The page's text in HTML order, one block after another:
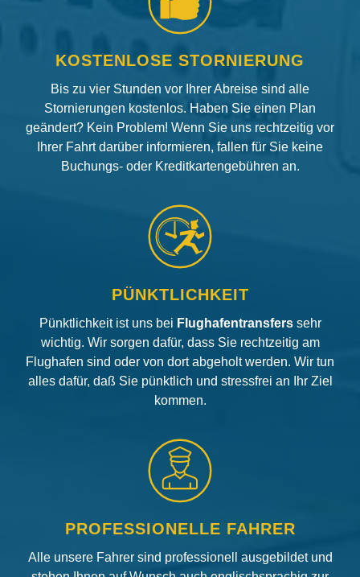
KOSTENLOSE STORNIERUNG
Bis zu vier Stunden vor Ihrer Abreise sind alle
Stornierungen kostenlos. Haben Sie einen Plan
geändert? Kein Problem! Wenn Sie uns rechtzeitig vor
Ihrer Fahrt darüber informieren, fallen für Sie keine
Buchungs- oder Kreditkartengebühren an.
PÜNKTLICHKEIT
Pünktlichkeit ist uns bei Flughafentransfers sehr
wichtig. Wir sorgen dafür, dass Sie rechtzeitig am
Flughafen sind oder von dort abgeholt werden. Wir tun
alles dafür, daß Sie pünktlich und stressfrei an Ihr Ziel
kommen.
PROFESSIONELLE FAHRER
Alle unsere Fahrer sind professionell ausgebildet und